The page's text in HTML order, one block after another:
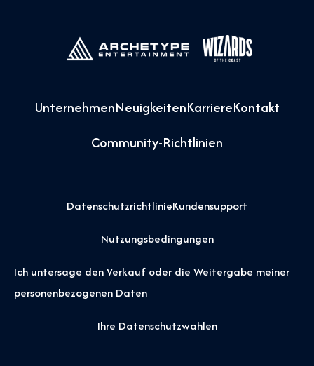
UnternehmenNeuigkeitenKarriereKontakt
Community-Richtlinien
DatenschutzrichtlinieKundensupport
Nutzungsbedingungen
Ich untersage den Verkauf oder die Weitergabe meiner
personenbezogenen Daten
Ihre Datenschutzwahlen